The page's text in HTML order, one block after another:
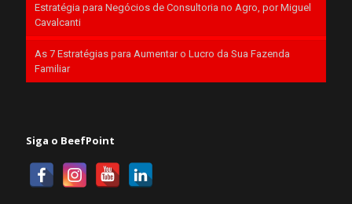
Estratégia para Negócios de Consultoria no Agro, por Miguel
Cavalcanti
As 7 Estratégias para Aumentar o Lucro da Sua Fazenda
Familiar
Siga o BeefPoint